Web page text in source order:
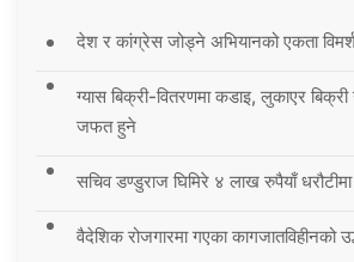
देश र कांग्रेस जोड्ने अभियानको एकता
ग्यास बिक्री-वितरणमा कडाइ, लुकाएर
जफत हुने
सचिव डण्डुराज घिमिरे ४ लाख रुपैयाँ धरौटीमा
वैदेशिक रोजगारमा गएका कागजातविहीनको